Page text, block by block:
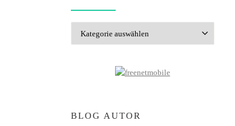
BLOG AUTOR